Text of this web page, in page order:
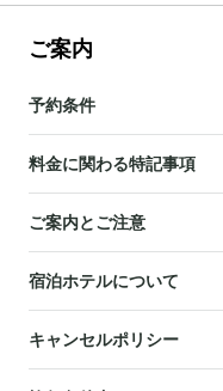
ご案内
予約条件
料金に関わる特記事項
ご案内とご注意
宿泊ホテルについて
キャンセルポリシー